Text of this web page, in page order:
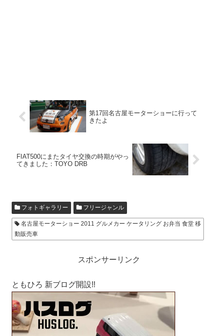
第17回名古屋モーターショーに行って
きたよ
FIAT500にまたタイヤ交換の時期がやっ
てきました：TOYO DRB
フォトギャラリー フリージャンル
名古屋モーターショー 2011 グルメカー ケータリング お弁当 食堂 移
動販売車
スポンサーリンク
ともひろ 新ブログ開設!!